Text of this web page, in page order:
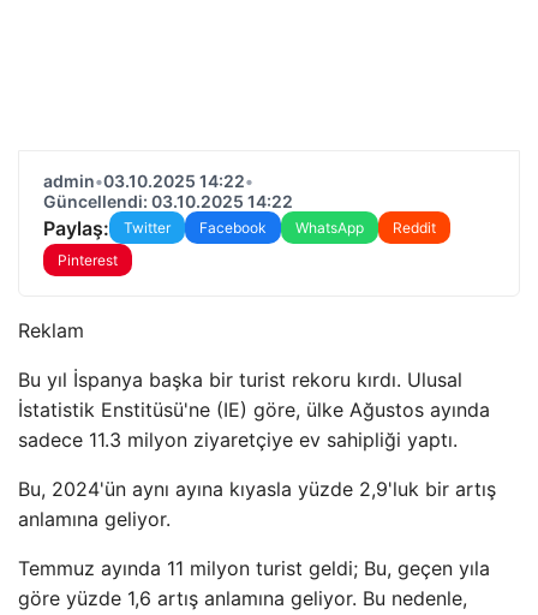
admin•03.10.2025 14:22•
Güncellendi: 03.10.2025 14:22
Paylaş: Twitter Facebook WhatsApp
Reddit
Pinterest
Reklam
Bu yıl İspanya başka bir turist rekoru kırdı. Ulusal
İstatistik Enstitüsü'ne (IE) göre, ülke Ağustos ayında
sadece 11.3 milyon ziyaretçiye ev sahipliği yaptı.
Bu, 2024'ün aynı ayına kıyasla yüzde 2,9'luk bir artış
anlamına geliyor.
Temmuz ayında 11 milyon turist geldi; Bu, geçen yıla
göre yüzde 1,6 artış anlamına geliyor. Bu nedenle,